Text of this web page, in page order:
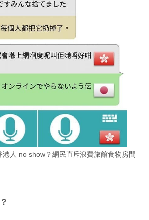
港人 no show？網民直斥浪費旅館食物房間